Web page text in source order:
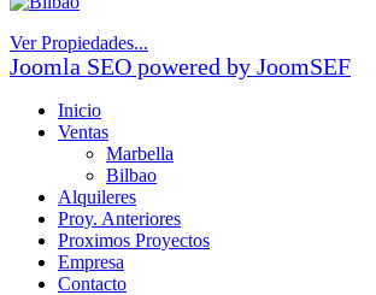
Ver Propiedades...
Joomla SEO powered by JoomSEF
Inicio
Ventas
Marbella
Bilbao
Alquileres
Proy. Anteriores
Proximos Proyectos
Empresa
Contacto